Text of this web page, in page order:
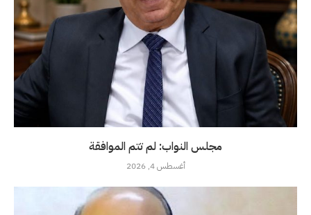
مجلس النواب: لم تتم الموافقة
أغسطس 4, 2026